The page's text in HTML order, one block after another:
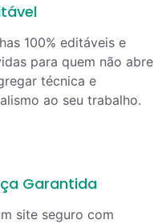
100% editáveis e
para quem não abre
técnica e
ao seu trabalho.
Garantida
site seguro com